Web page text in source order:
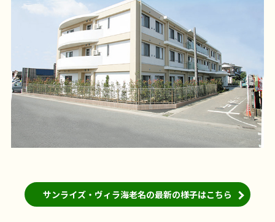
サンライズ・ヴィラ海老名の最新の様子はこちら